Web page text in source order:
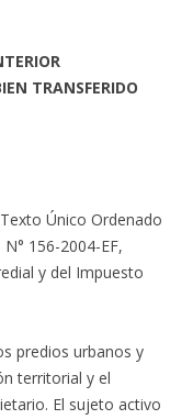
TRANSFERIDO
Único Ordenado
156-2004-EF,
y del Impuesto
predios urbanos y
territorial y el
El sujeto activo